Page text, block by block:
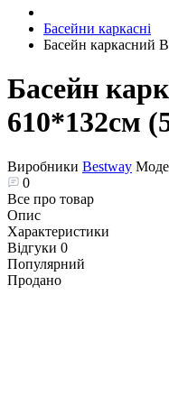
Басейни каркасні
Басейн каркасний
Басейн
610*132см
Виробники Bestway
0
Все про товар
Опис
Характеристики
Відгуки 0
Популярний
Продано